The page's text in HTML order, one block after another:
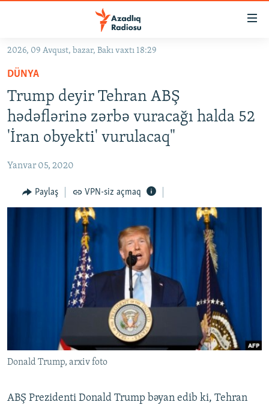
Əsas
qayıt
Əsas
naviqasiyaya
qayıt
Axtarışa
KORRUPSIOMETR
#ƏSLINDƏ
QANUNI DOĞRU
ARAŞDIRMA
AZƏRBAYCAN ƏDƏBIYYATI KITABXANASI
İSLAM VƏ DEMOKRATIYA
İZ - MƏDƏNIYYƏT PROQRAMI
PEŞƏ ETIKASI VƏ JURNALISTIKA STANDARTLARIMIZ
MATERIALLARIMIZDAN ISTIFADƏ
AZADLIQRADIOSU MOBIL TELEFONUNUZDA
BIZIMLƏ ƏLAQƏ
RFE/RL-in bütün saytları
2026, 09 Avqust, bazar, Bakı vaxtı 18:29
DÜNYA
Trump deyir Tehran ABŞ
hədəflərinə zərbə vuracağı halda 52
'İran obyekti' vurulacaq"
Yanvar 05, 2020
Paylaş VPN-siz açmaq
Donald Trump, arxiv foto
ABŞ Prezidenti Donald Trump bəyan edib ki, Tehran